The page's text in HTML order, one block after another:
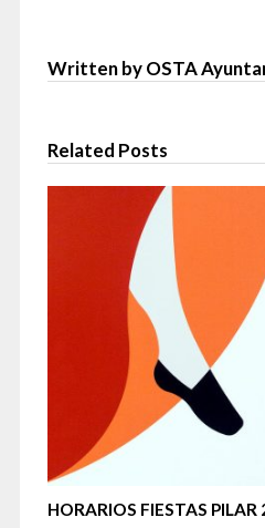
Written by OSTA
Related Posts
HORARIOS FIESTAS PILAR